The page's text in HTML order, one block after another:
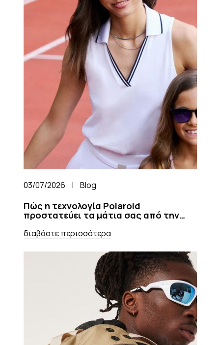
03/07/2026 | Blog
Πώς η τεχνολογία Polaroid
προστατεύει τα μάτια σας από την
διαβάστε περισσότερα